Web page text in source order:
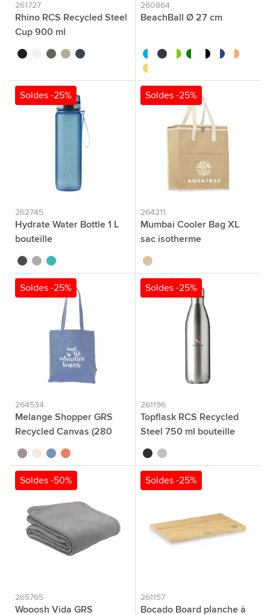
261727
Rhino RCS Recycled Steel
Cup 900 ml
noir blancvert beigebleu marine
260864
BeachBall Ø 27 cm
blanc/bleu
noir blanc/rouge
blanc/vertblanc/noirblanc/bleu
blanc/
blanc/jaune
Soldes -25%
262745
Hydrate Water Bottle 1 L
bouteille
noir gris bleu
Soldes -25%
264211
Mumbai Cooler Bag XL
sac isotherme
naturel
Soldes -25%
264534
Melange Shopper GRS
Recycled Canvas (280
g/m²) sac
gris beigebleu rouge
Soldes -25%
261196
Topflask RCS Recycled
Steel 750 ml bouteille
noir argenté
Soldes -50%
265765
Wooosh Vida GRS
Soldes -25%
261157
Bocado Board planche à